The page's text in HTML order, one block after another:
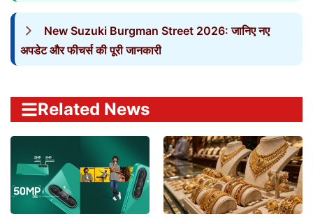
New Suzuki Burgman Street 2026: जानिए नए
अपडेट और फीचर्स की पूरी जानकारी
Related News